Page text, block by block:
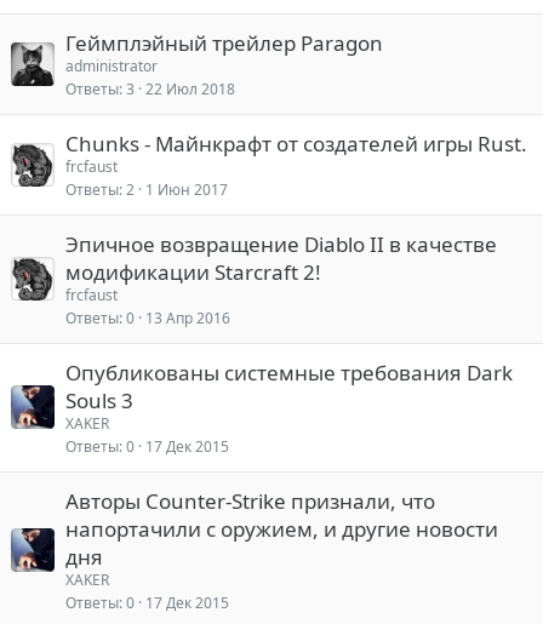
Геймплэйный трейлер Paragon
administrator
Ответы 3 22 Июл 2018
Chunks - Майнкрафт от создателей игры Rust.
frcfaust
Ответы 2 1 Июн 2017
Эпичное возвращение Diablo II в качестве
модификации Starcraft 2!
frcfaust
Ответы 0 13 Апр 2016
Опубликованы системные требования Dark
Souls 3
XAKER
Ответы 0 17 Дек 2015
Авторы Counter-Strike признали, что
напортачили с оружием, и другие новости
дня
XAKER
Ответы 0 17 Дек 2015